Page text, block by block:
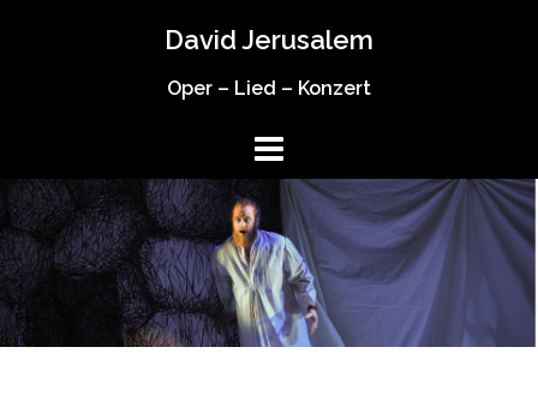
David Jerusalem
Oper – Lied – Konzert